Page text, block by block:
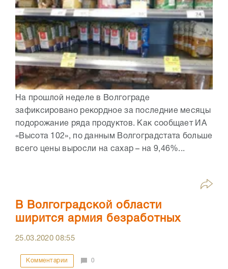
На прошлой неделе в Волгограде
зафиксировано рекордное за последние месяцы
подорожание ряда продуктов. Как сообщает ИА
«Высота 102», по данным Волгоградстата больше
всего цены выросли на сахар – на 9,46%...
В Волгоградской области
ширится армия безработных
25.03.202008:55
Комментарии 0